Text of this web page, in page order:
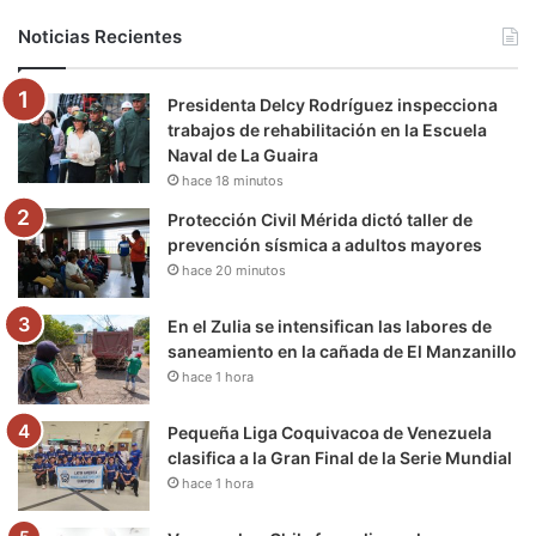
o
o
k
e
r
b
e
g
r
a
m
r
a
k
Noticias Recientes
Presidenta Delcy Rodríguez inspecciona
trabajos de rehabilitación en la Escuela
Naval de La Guaira
hace 18 minutos
Protección Civil Mérida dictó taller de
prevención sísmica a adultos mayores
hace 20 minutos
En el Zulia se intensifican las labores de
saneamiento en la cañada de El Manzanillo
hace 1 hora
Pequeña Liga Coquivacoa de Venezuela
clasifica a la Gran Final de la Serie Mundial
hace 1 hora